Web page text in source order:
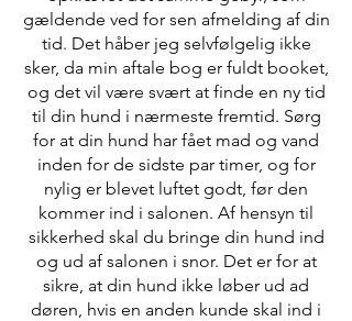
gældende ved for sen afmelding af din
tid. Det håber jeg selvfølgelig ikke
sker, da min aftale bog er fuldt booket,
og det vil være svært at finde en ny tid
til din hund i nærmeste fremtid. Sørg
for at din hund har fået mad og vand
inden for de sidste par timer, og for
nylig er blevet luftet godt, før den
kommer ind i salonen. Af hensyn til
sikkerhed skal du bringe din hund ind
og ud af salonen i snor. Det er for at
sikre, at din hund ikke løber ud ad
døren, hvis en anden kunde skal ind i